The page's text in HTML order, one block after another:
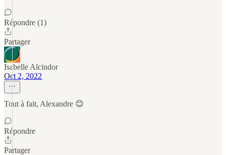
Répondre (1)
Partager
Isabelle Alcindor
Oct 2, 2022
Tout à fait, Alexandre 😊
Répondre
Partager